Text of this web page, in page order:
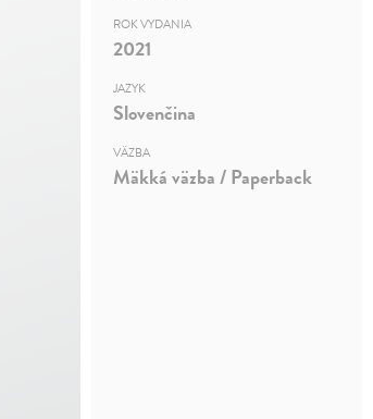
ROK VYDANIA
2021
JAZYK
Slovenčina
VÄZBA
Mäkká väzba / Paperback